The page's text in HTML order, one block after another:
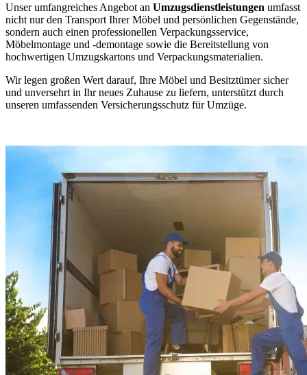
Unser umfangreiches Angebot an Umzugsdienstleistungen umfasst
nicht nur den Transport Ihrer Möbel und persönlichen Gegenstände,
sondern auch einen professionellen Verpackungsservice,
Möbelmontage und -demontage sowie die Bereitstellung von
hochwertigen Umzugskartons und Verpackungsmaterialien.
Wir legen großen Wert darauf, Ihre Möbel und Besitztümer sicher
und unversehrt in Ihr neues Zuhause zu liefern, unterstützt durch
unseren umfassenden Versicherungsschutz für Umzüge.